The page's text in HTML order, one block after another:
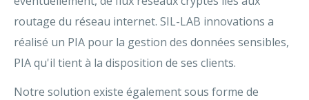
routage du réseau internet. SIL-LAB innovations a
réalisé un PIA pour la gestion des données sensibles,
PIA qu'il tient à la disposition de ses clients.
Notre solution existe également sous forme de